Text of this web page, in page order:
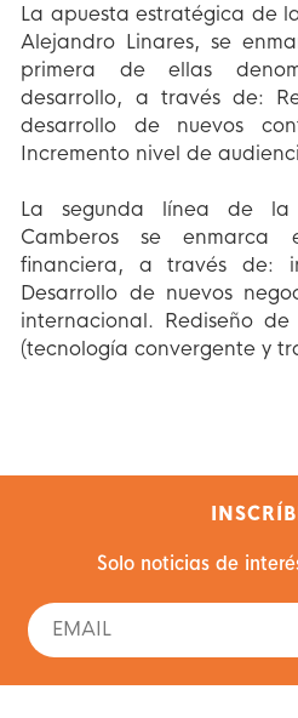
La apuesta estratégica de
Alejandro Linares, se
primera de ellas
desarrollo, a través de:
desarrollo de nuevos
Incremento nivel de
La segunda línea de la
Camberos se enmarca
financiera, a través de:
Desarrollo de nuevos
internacional. Rediseño
(tecnología convergente y
Solo noticias de